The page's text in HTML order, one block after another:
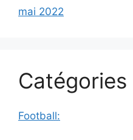
mai 2022
Catégories
Football: